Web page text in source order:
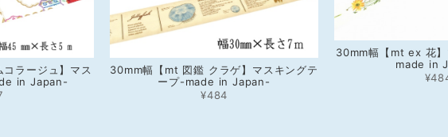
ラージュ】マス
in Japan-
30mm幅【mt 図鑑 クラゲ】マスキングテ
ープ-made in Japan-
¥484
30mm幅【mt ex 花
made in